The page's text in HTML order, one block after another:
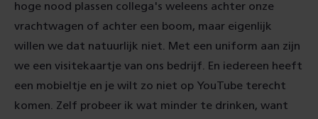
hoge nood plassen collega's weleens achter onze
vrachtwagen of achter een boom, maar eigenlijk
willen we dat natuurlijk niet. Met een uniform aan zijn
we een visitekaartje van ons bedrijf. En iedereen heeft
een mobieltje en je wilt zo niet op YouTube terecht
komen. Zelf probeer ik wat minder te drinken, want